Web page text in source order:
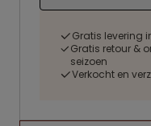
Gratis levering
Gratis retour &
seizoen
Verkocht en